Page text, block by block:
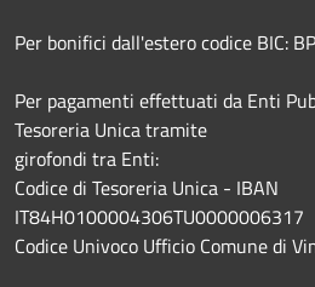
Per bonifici dall'estero codice BIC:
Per pagamenti effettuati da Enti
Tesoreria Unica tramite
girofondi tra Enti:
Codice di Tesoreria Unica - IBAN
IT84H0100004306TU0000006317
Codice Univoco Ufficio Comune di